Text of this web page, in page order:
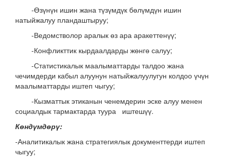
-Өзүнүн ишин жана түзүмдүк бөлүмдүн ишин
натыйжалуу пландаштыруу;
-Ведомстволор аралык өз ара аракеттенүү;
-Конфликттик кырдаалдарды жөнгө салуу;
-Статистикалык маалыматтарды талдоо жана
чечимдерди кабыл алуунун натыйжалуулугун колдоо үчүн
маалыматтарды иштеп чыгуу;
-Кызматтык этиканын ченемдерин эске алуу менен
социалдык тармактарда туура иштешүү.
Көндүмдөрү:
-Аналитикалык жана стратегиялык документтерди иштеп
чыгуу;